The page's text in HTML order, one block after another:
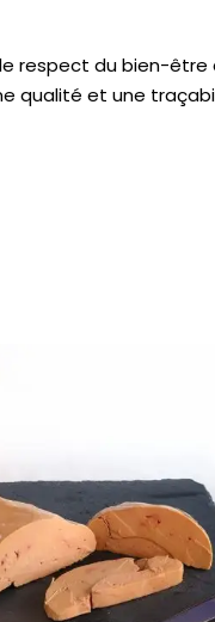
respect du bien-être
qualité et une